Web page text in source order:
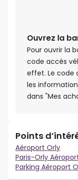
Ouvrez la
Pour ouvrir la
code accès
effet. Le code
les
dans "Mes
Points
Aéroport Orly
Paris-Orly
Parking Aéroport